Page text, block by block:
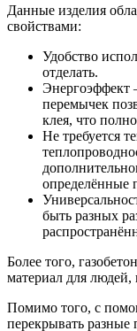
Данные изделия
свойствами:
Удобство
отделать.
Энергоэффект
перемычек
клея, что
Не требуется
определённые
быть разных
Более того,
материал для
Помимо того, с
перекрывать